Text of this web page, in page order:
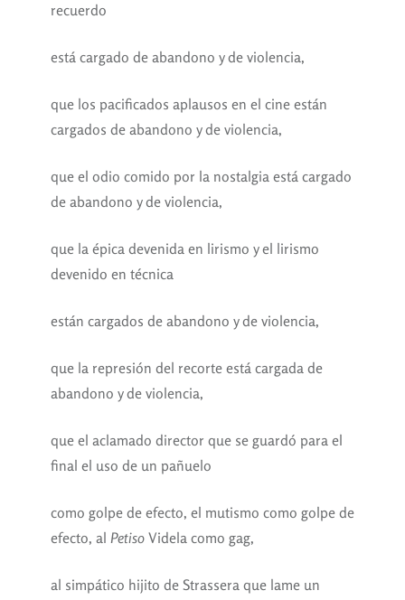
recuerdo
está cargado de abandono y de violencia,
que los pacificados aplausos en el cine están
cargados de abandono y de violencia,
que el odio comido por la nostalgia está cargado
de abandono y de violencia,
que la épica devenida en lirismo y el lirismo
devenido en técnica
están cargados de abandono y de violencia,
que la represión del recorte está cargada de
abandono y de violencia,
que el aclamado director que se guardó para el
final el uso de un pañuelo
como golpe de efecto, el mutismo como golpe de
efecto, al Petiso Videla como gag,
al simpático hijito de Strassera que lame un